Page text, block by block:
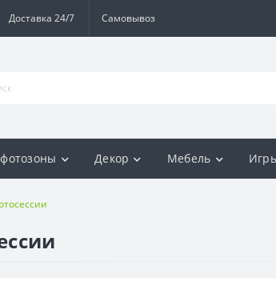
Доставка 24/7 Самовывоз
Декор Мебель